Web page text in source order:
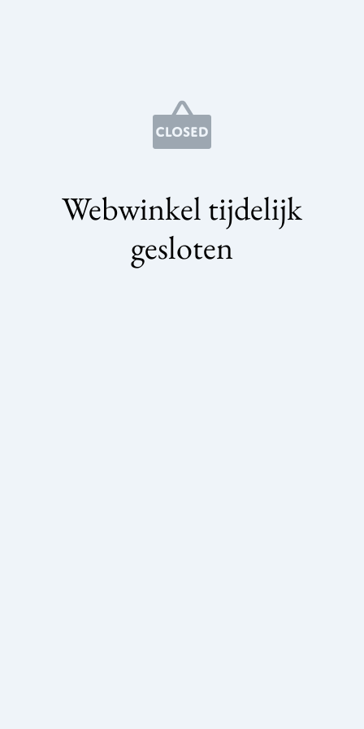
Webwinkel tijdelijk
gesloten